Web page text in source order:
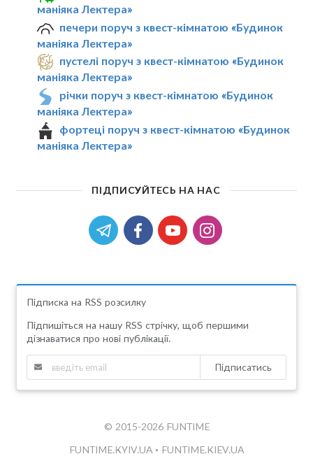
маніяка Лектера»
печери поруч з квест-кімнатою «Будинок
маніяка Лектера»
пустелі поруч з квест-кімнатою «Будинок
маніяка Лектера»
річки поруч з квест-кімнатою «Будинок
маніяка Лектера»
фортеці поруч з квест-кімнатою «Будинок
маніяка Лектера»
ПІДПИСУЙТЕСЬ НА НАС
Підписка на RSS розсилку
Підпишіться на нашу RSS стрічку, щоб першими
дізнаватися про нові публікації.
Підписатись
© 2015-2026 FUNTIME
FUNTIME.KYIV.UA • FUNTIME.KIEV.UA